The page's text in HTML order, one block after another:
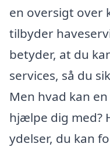
en oversigt over
tilbyder
betyder, at du
services, så du
Men hvad kan
hjælpe dig med?
ydelser, du kan